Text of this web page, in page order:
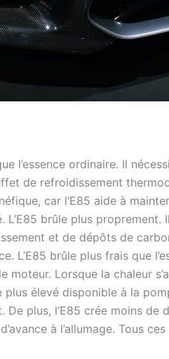
l’essence ordinaire. Il
de refroidissement
car l’E85 aide à
L’E85 brûle plus
et de dépôts de
L’E85 brûle plus frais que
moteur. Lorsque la chaleur
plus élevé disponible à la
De plus, l’E85 crée moins de
à l’allumage. Tous